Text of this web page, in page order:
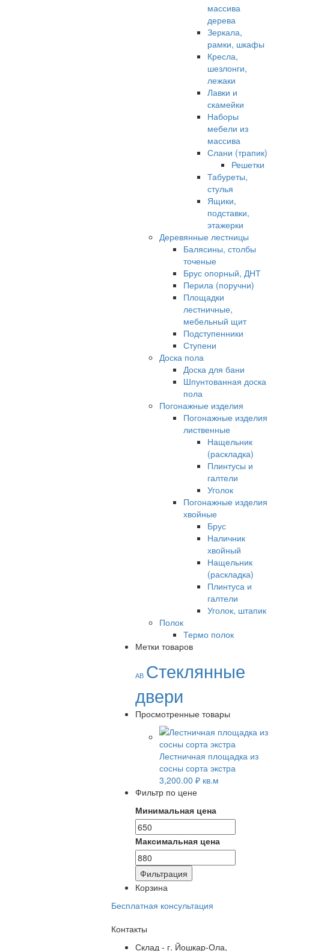
массива
дерева
Зеркала,
рамки, шкафы
Кресла,
шезлонги,
лежаки
Лавки и
скамейки
Наборы
мебели из
массива
Слани (трапик)
Решетки
Табуреты,
стулья
Ящики,
подставки,
этажерки
Деревянные лестницы
Балясины, столбы
точеные
Брус опорный, ДНТ
Перила (поручни)
Площадки
лестничные,
мебельный щит
Подступенники
Ступени
Доска пола
Доска для бани
Шпунтованная доска
пола
Погонажные изделия
Погонажные изделия
лиственные
Нащельник
(раскладка)
Плинтусы и
галтели
Уголок
Погонажные изделия
хвойные
Брус
Наличник
хвойный
Нащельник
(раскладка)
Плинтуса и
галтели
Уголок, штапик
Полок
Термо полок
Метки товаров
АВ Стеклянные
двери
Просмотренные товары
Лестничная площадка из
сосны сорта экстра
3,200.00 ₽ кв.м
Фильтр по цене
Минимальная цена
Максимальная цена
Фильтрация
Корзина
Бесплатная консультация
Контакты
Склад - г. Йошкар-Ола,